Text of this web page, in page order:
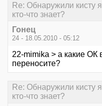
Re: Обнаружили кисту
кто-что знает?
Гонец
24 - 18.05.2010 - 05:12
22-mimika > а какие ОК
переносите?
Re: Обнаружили кисту
кто-что знает?